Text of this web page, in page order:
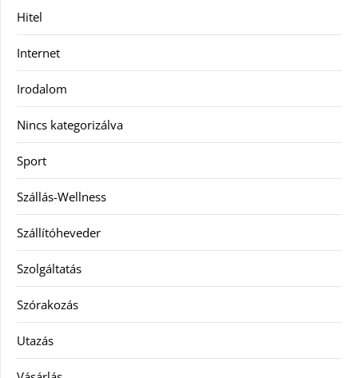
Hitel
Internet
Irodalom
Nincs kategorizálva
Sport
Szállás-Wellness
Szállítóheveder
Szolgáltatás
Szórakozás
Utazás